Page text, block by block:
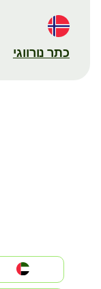
כתר נורווגי